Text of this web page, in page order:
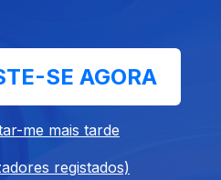
SE AGORA
me mais tarde
registados)